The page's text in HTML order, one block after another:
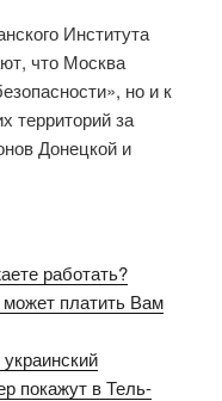
Института
что Москва
но и к
территорий за
Донецкой и
работать?
платить Вам
украинский
покажут в Тель-